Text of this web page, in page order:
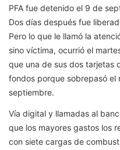
PFA fue detenido el 9 de
Dos días después fue
Pero lo que le llamó la
sino víctima, ocurrió el
que una de sus dos tarjetas
fondos porque sobrepasó el
septiembre.
Vía digital y llamadas al
que los mayores gastos los
con siete cargas de